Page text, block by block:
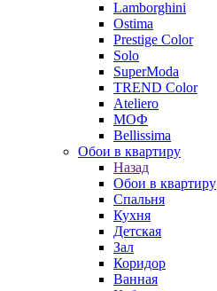
Lamborghini
Ostima
Prestige Color
Solo
SuperModa
TREND Color
Ateliero
МОФ
Bellissima
Обои в квартиру
Назад
Обои в квартиру
Спальня
Кухня
Детская
Зал
Коридор
Ванная